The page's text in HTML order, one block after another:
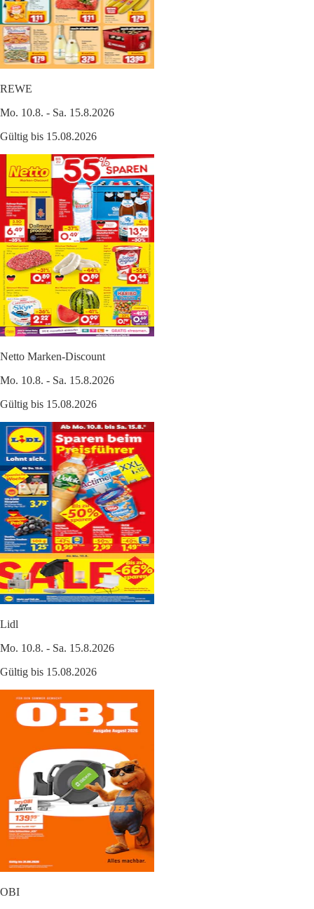
REWE
Mo. 10.8. - Sa. 15.8.2026
Gültig bis 15.08.2026
Netto Marken-Discount
Mo. 10.8. - Sa. 15.8.2026
Gültig bis 15.08.2026
Lidl
Mo. 10.8. - Sa. 15.8.2026
Gültig bis 15.08.2026
OBI